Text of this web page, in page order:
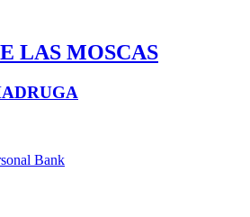
LAS MOSCAS